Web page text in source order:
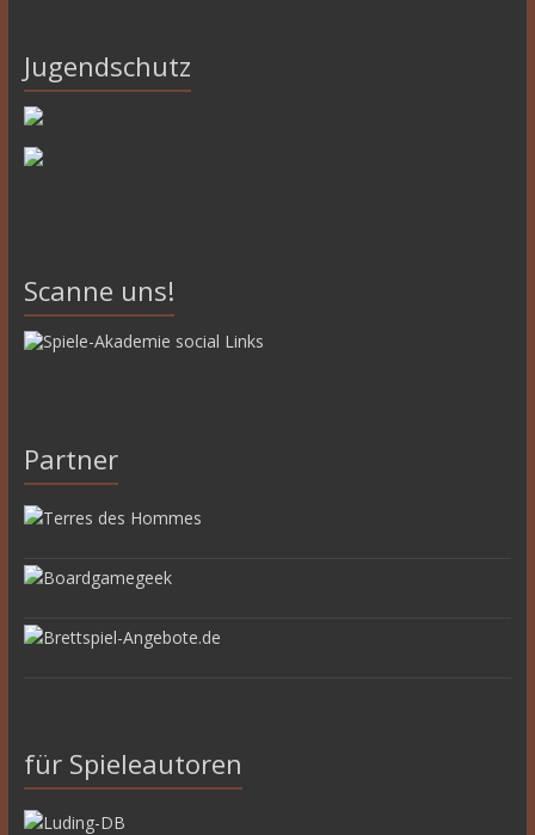
Jugendschutz
Scanne uns!
Partner
für Spieleautoren